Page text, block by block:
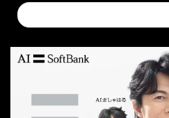
Conduct
a